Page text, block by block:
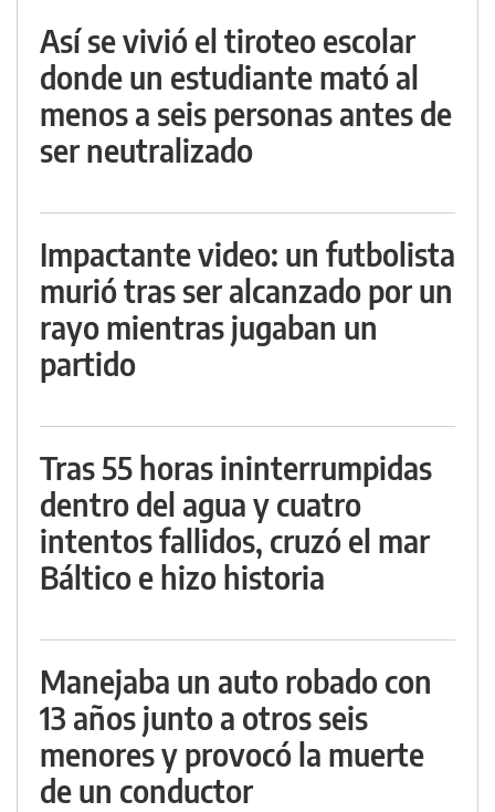
Así se vivió el tiroteo escolar
donde un estudiante mató al
menos a seis personas antes de
ser neutralizado
Impactante video: un futbolista
murió tras ser alcanzado por un
rayo mientras jugaban un
partido
Tras 55 horas ininterrumpidas
dentro del agua y cuatro
intentos fallidos, cruzó el mar
Báltico e hizo historia
Manejaba un auto robado con
13 años junto a otros seis
menores y provocó la muerte
de un conductor